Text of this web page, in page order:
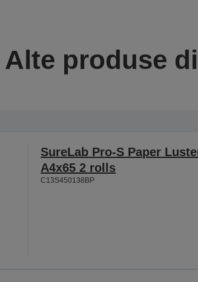
Alte produse
SureLab Pro-S Paper
A4x65 2 rolls
C13S450138BP